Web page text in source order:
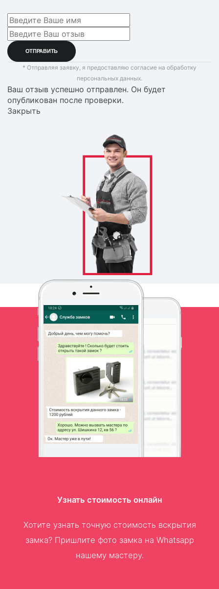
* Отправляя заявку, я предоставляю согласие на обработку
персональных данных.
Ваш отзыв успешно отправлен. Он будет
опубликован после проверки.
Закрыть
Узнать стоимость онлайн
Хотите узнать точную стоимость вскрытия
замка? Пришлите фото замка на Whatsapp
нашему мастеру.